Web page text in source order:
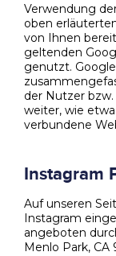
Verwendung
oben
von Ihnen
geltenden
genutzt.
der Nutzer
weiter, wie
verbundene
Instagram
Auf unseren
Instagram
angeboten
Menlo Park, CA